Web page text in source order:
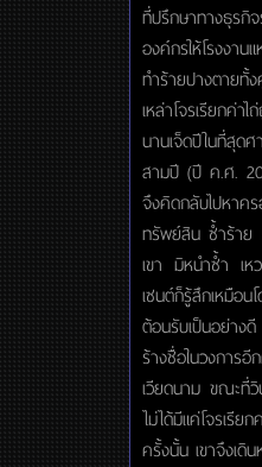
ที่ปรึกษาทางธุรกิ
องค์กรให้โรงงา
ทำร้ายปางตายทั้
เหล่าโจรเรียกค่
นานเจ็ดปีในที่สุด
สามปี (ปี ค.ศ.
จึงคิดกลับไปหาค
ทรัพย์สิน ซ้ำร้าย
เขา มิหนำซ้ำ เห
เซนต์ก็รู้สึกเหมือ
ต้อนรับเป็นอย่าง
ร้างชื่อในวงการ
เวียดนาม ขณะที่วิ
ไม่ได้มีแค่โจรเรี
ครั้งนั้น เขาจึงเดิ